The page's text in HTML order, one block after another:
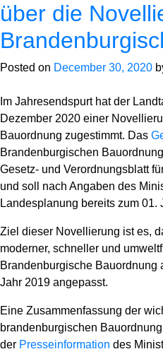
über die
Posted on December 30, 2020
Im Jahresendspurt hat der
Dezember 2020 einer
Bauordnung zugestimmt. Das
Brandenburgischen
Gesetz- und Verordnungsblatt
und soll nach Angaben des
Landesplanung bereits zum 01.
Ziel dieser Novellierung ist es,
moderner, schneller und
Brandenburgische Bauordnung
Jahr 2019 angepasst.
Eine Zusammenfassung der
brandenburgischen
der Presseinformation des